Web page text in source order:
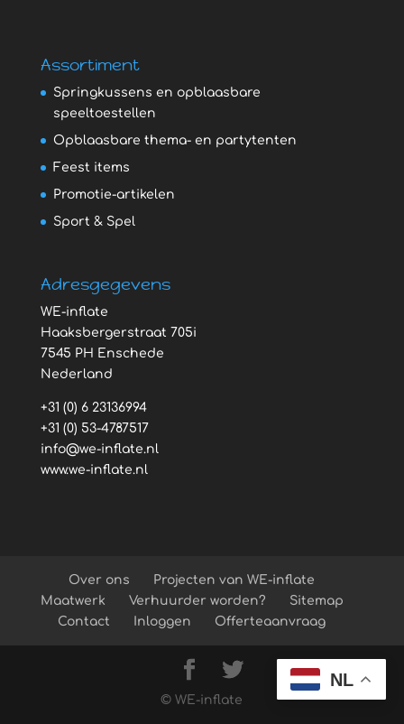
Assortiment
Springkussens en opblaasbare
speeltoestellen
Opblaasbare thema- en partytenten
Feest items
Promotie-artikelen
Sport & Spel
Adresgegevens
WE-inflate
Haaksbergerstraat 705i
7545 PH Enschede
Nederland
+31 (0) 6 23136994
+31 (0) 53-4787517
info@we-inflate.nl
www.we-inflate.nl
Over ons
Projecten van WE-inflate
Maatwerk
Verhuurder worden?
Sitemap
Contact
Inloggen Offerteaanvraag
© WE-inflate
NL